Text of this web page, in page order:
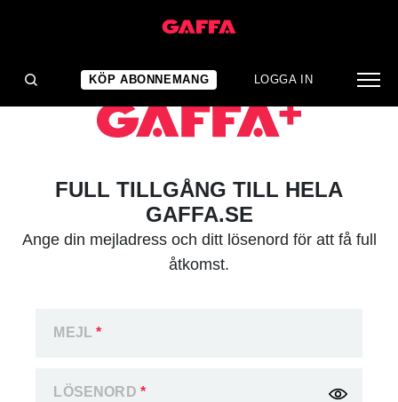
KÖP ABONNEMANG LOGGA IN
FULL TILLGÅNG TILL HELA
GAFFA.SE
Ange din mejladress och ditt lösenord för att få full
åtkomst.
MEJL*
LÖSENORD *